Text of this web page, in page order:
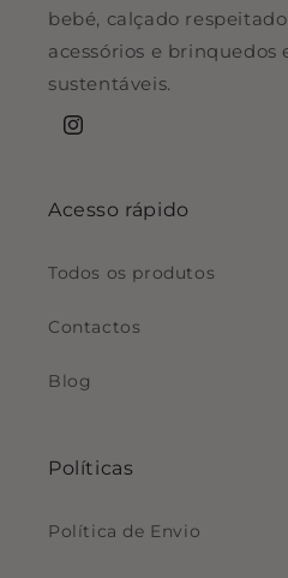
bebé, calçado
acessórios e brinquedos
sustentáveis.
Instagram
Acesso rápido
Todos os produtos
Contactos
Blog
Políticas
Política de Envio